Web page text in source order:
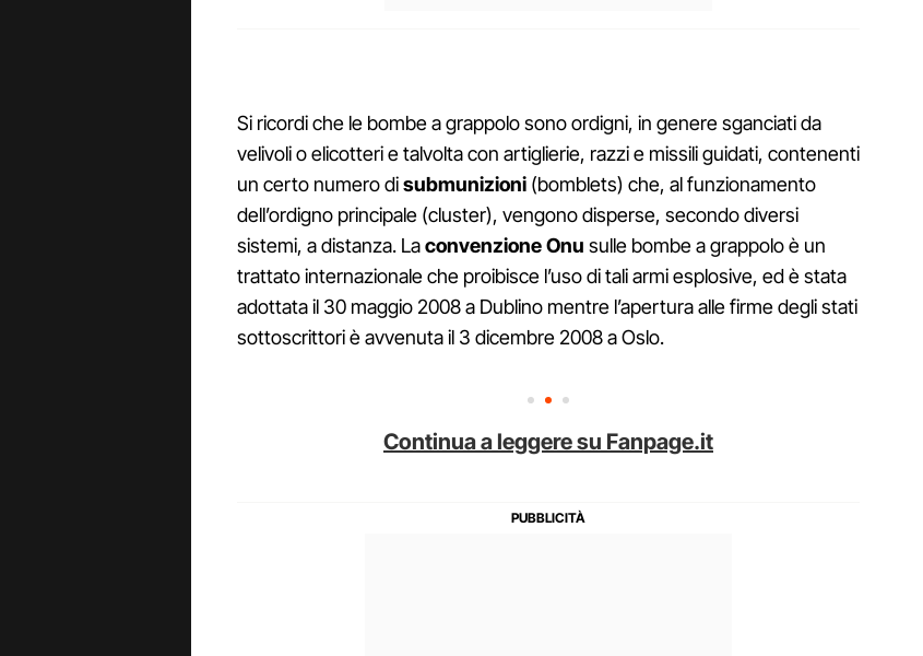
Si ricordi che le bombe a grappolo sono ordigni, in genere sganciati da
velivoli o elicotteri e talvolta con artiglierie, razzi e missili guidati, contenenti
un certo numero disubmunizioni (bomblets) che, al funzionamento
dell’ordigno principale (cluster), vengono disperse, secondo diversi
sistemi, a distanza. Laconvenzione Onu sulle bombe a grappolo è un
trattato internazionale che proibisce l’uso di tali armi esplosive, ed è stata
adottata il 30 maggio 2008 a Dublino mentre l’apertura alle firme degli stati
sottoscrittori è avvenuta il 3 dicembre 2008 a Oslo.
Continua a leggere su Fanpage.it